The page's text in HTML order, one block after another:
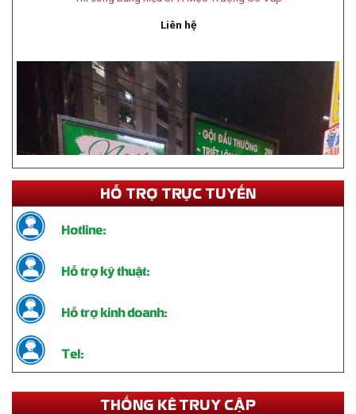
HỖ TRỢ TRỰC TUYẾN
Hotline:
Hỗ trợ kỹ thuật:
Hỗ trợ kinh doanh:
Tel:
THỐNG KÊ TRUY CẬP